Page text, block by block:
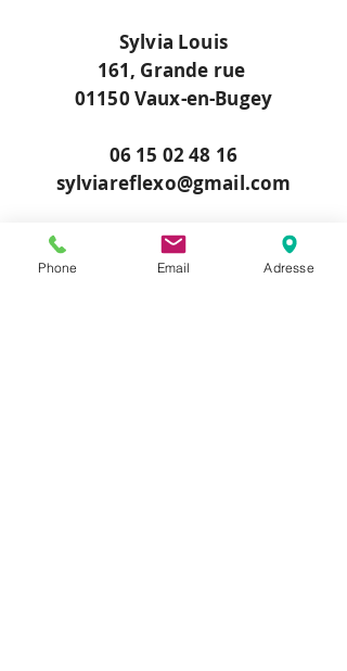
Sylvia Louis
161, Grande rue
01150 Vaux-en-Bugey
06 15 02 48 16
sylviareflexo@gmail.com
Appeler
Phone Email Adresse